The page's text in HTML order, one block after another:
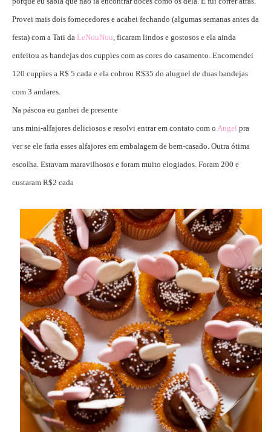
Provei mais dois fornecedores e acabei fechando (algumas semanas antes da
festa) com a Tati da LeNouNou, ficaram lindos e gostosos e ela ainda
enfeitou as bandejas dos cuppies com as cores do casamento. Encomendei
120 cuppies a R$ 5 cada e ela cobrou R$35 do aluguel de duas bandejas
com 3 andares.
Na páscoa eu ganhei de presente
uns mini-alfajores deliciosos e resolvi entrar em contato com o Angel pra
ver se ele faria esses alfajores em embalagem de bem-casado. Outra ótima
escolha. Estavam maravilhosos e foram muito elogiados. Foram 200 e
custaram R$2 cada